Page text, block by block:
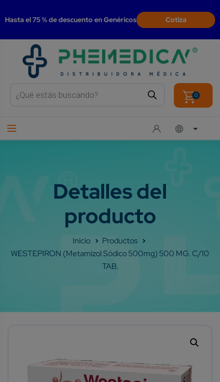
Hasta el 75 % de descuento en Genéricos Cotiza
search 0
Shop
WESTEPIRON (Metamizol Sódico 500mg) 500 MG. C/10
TAB.